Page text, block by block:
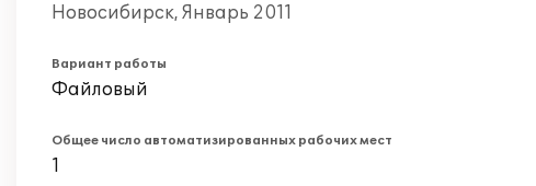
Новосибирск, Январь 2011
Вариант работы
Файловый
Общее число автоматизированных рабочих мест
1